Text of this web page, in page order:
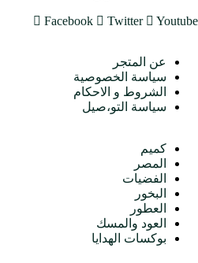
Facebook Twitter
Youtube
عن المتجر
سياسة الخصوصية
الشروط و الاحكام
سياسة التو،صيل
كميم
المصر
الفضيات
البخور
العطور
العود والمسك
بوكسات الهدايا